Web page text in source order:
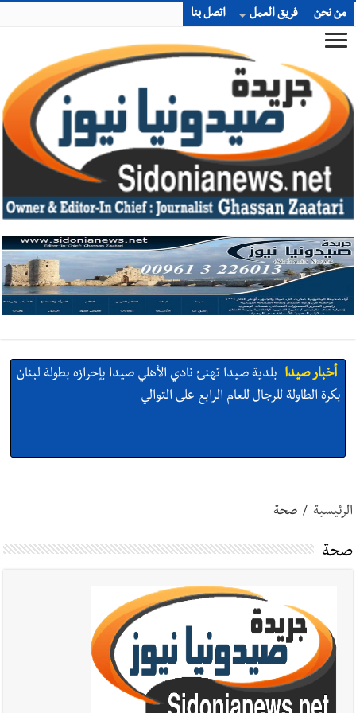
من نحن فريق العمل اتصل بنا
أخبار صيدا بلدية صيدا تهنئ نادي الأهلي صيدا بإحرازه بطولة لبنان
بكرة الطاولة للرجال للعام الرابع على التوالي
تقنية حول الحد من النفايات البحرية وشباك الصيد المهملة
أخبار صيدا عمر مرجان يتصل برئيس النادي الرياضي مهنئا بإحراز
الرئيسية / صحة
صحة